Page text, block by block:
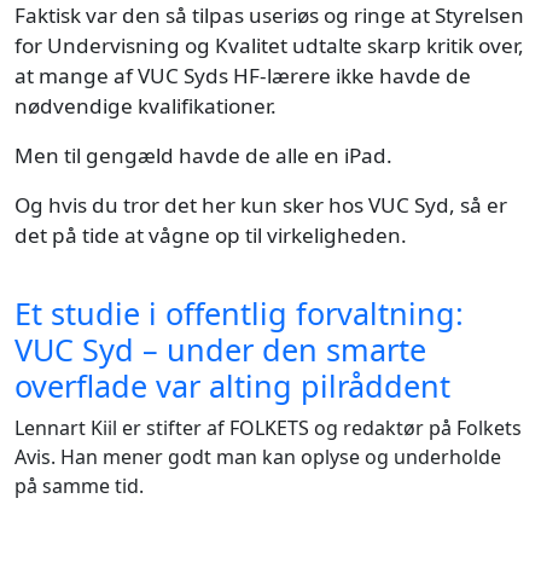
Faktisk var den så tilpas useriøs og ringe at Styrelsen
for Undervisning og Kvalitet udtalte skarp kritik over,
at mange af VUC Syds HF-lærere ikke havde de
nødvendige kvalifikationer.
Men til gengæld havde de alle en iPad.
Og hvis du tror det her kun sker hos VUC Syd, så er
det på tide at vågne op til virkeligheden.
Et studie i offentlig forvaltning:
VUC Syd – under den smarte
overflade var alting pilråddent
Lennart Kiil er stifter af FOLKETS og redaktør på Folkets
Avis. Han mener godt man kan oplyse og underholde
på samme tid.